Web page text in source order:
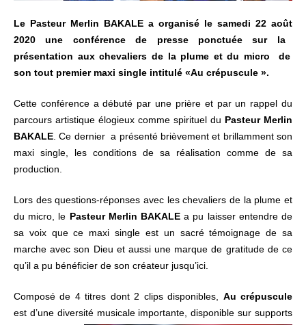
Le Pasteur Merlin BAKALE a organisé le samedi 22 août
2020 une conférence de presse ponctuée sur la
présentation aux chevaliers de la plume et du micro de
son tout premier maxi single intitulé «Au crépuscule ».
Cette conférence a débuté par une prière et par un rappel du
parcours artistique élogieux comme spirituel du Pasteur Merlin
BAKALE . Ce dernier a présenté brièvement et brillamment son
maxi single, les conditions de sa réalisation comme de sa
production.
Lors des questions-réponses avec les chevaliers de la plume et
du micro, le Pasteur Merlin BAKALE a pu laisser entendre de
sa voix que ce maxi single est un sacré témoignage de sa
marche avec son Dieu et aussi une marque de gratitude de ce
qu’il a pu bénéficier de son créateur jusqu’ici.
Composé de 4 titres dont 2 clips disponibles, Au crépuscule
est d’une diversitémusicale importante, disponible sur supports